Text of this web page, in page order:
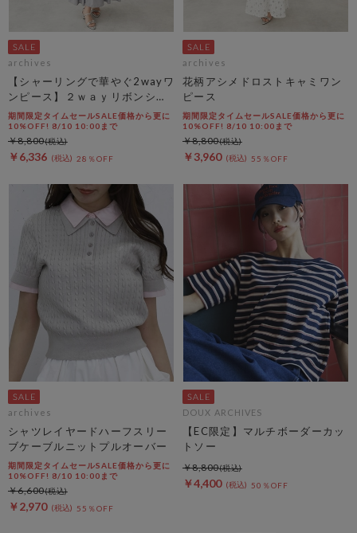
archives
【シャーリングで華やぐ2wayワ
ンピース】２ｗａｙリボンシャ
ーリングノースリワンピース
期間限定タイムセールSALE価格から更に
10%OFF! 8/10 10:00まで
￥6,336 28％OFF
￥8,800
archives
花柄アシメドロストキャミワン
ピース
期間限定タイムセールSALE価格から更に
10%OFF! 8/10 10:00まで
￥3,960 55％OFF
￥8,800
archives
シャツレイヤードハーフスリー
ブケーブルニットプルオーバー
期間限定タイムセールSALE価格から更に
10%OFF! 8/10 10:00まで
￥2,970 55％OFF
￥6,600
DOUX ARCHIVES
【EC限定】マルチボーダーカッ
トソー
￥4,400 50％OFF
￥8,800